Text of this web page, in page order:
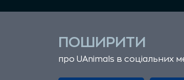
ПОШИРИТИ
про UAnimals в соціальних